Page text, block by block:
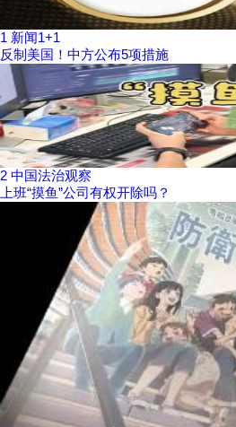
1 新闻1+1
反制美国！中方公布5项措施
2 中国法治观察
上班“摸鱼”公司有权开除吗？